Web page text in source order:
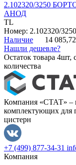
2.102320/3250
АНОД
TL
Номер: 2.102320/3250
Наличие
14
Нашли дешевле?
Остаток товара 4шт,
количества
Компания «СТАТ» –
комплектующих для
цистерн
+7 (499) 877-34-31
Компания